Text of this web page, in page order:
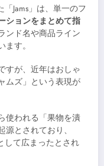
Jams」は、単一のフ
ションをまとめて指
ンド名や商品ライン
す。
すが、近年はおしゃ
ムズ」という表現が
使われる「果物を潰
とされており、
して広まったとされ